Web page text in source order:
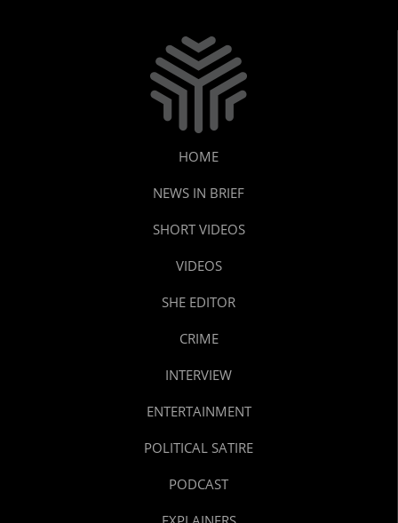
HOME
NEWS IN BRIEF
SHORT VIDEOS
VIDEOS
SHE EDITOR
CRIME
INTERVIEW
ENTERTAINMENT
POLITICAL SATIRE
PODCAST